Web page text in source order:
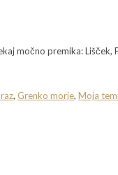
močno premika: Lišček,
, Grenko morje, Moja